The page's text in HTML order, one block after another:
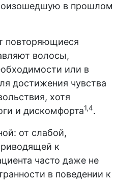
в прошлом
повторяющиеся
волосы,
или в
достижения чувства
хотя
и дискомфорта1,4.
от слабой,
к
часто даже не
в поведении к